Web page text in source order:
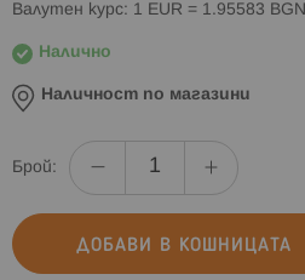
Валутен курс: 1 EUR = 1.95583 BGN
Налично
Наличност по магазини
Брой:
ДОБАВИ В КОШНИЦАТА